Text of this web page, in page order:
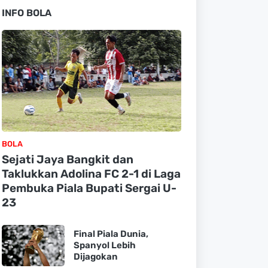
INFO BOLA
BOLA
Sejati Jaya Bangkit dan
Taklukkan Adolina FC 2-1 di Laga
Pembuka Piala Bupati Sergai U-
23
Final Piala Dunia,
Spanyol Lebih
Dijagokan